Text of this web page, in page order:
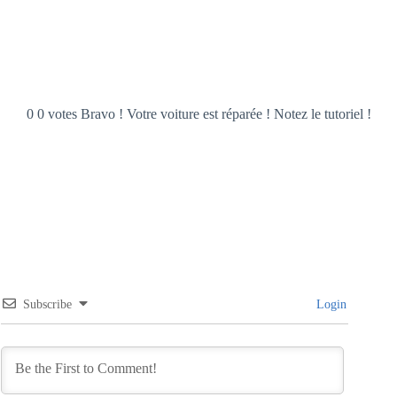
0 0 votes Bravo ! Votre voiture est réparée ! Notez le tutoriel !
Subscribe Login